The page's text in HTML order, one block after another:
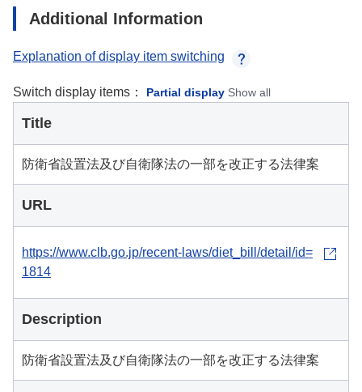
Additional Information
Explanation of display item switching
Switch display items： Partial display Show all
Title
防衛省設置法及び自衛隊法の一部を改正する法律案
URL
https://www.clb.go.jp/recent-laws/diet_bill/detail/id=
1814
Description
防衛省設置法及び自衛隊法の一部を改正する法律案